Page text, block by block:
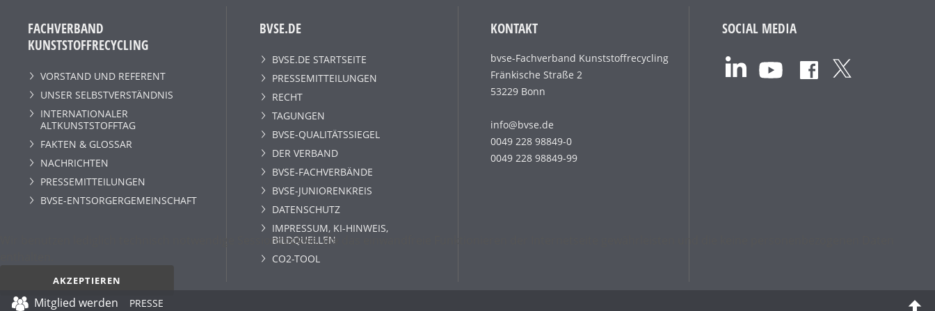
FACHVERBAND
KUNSTSTOFFRECYCLING
VORSTAND UND REFERENT
UNSER SELBSTVERSTÄNDNIS
INTERNATIONALER
ALTKUNSTSTOFFTAG
FAKTEN & GLOSSAR
NACHRICHTEN
PRESSEMITTEILUNGEN
BVSE-ENTSORGERGEMEINSCHAFT
BVSE.DE
BVSE.DE STARTSEITE
PRESSEMITTEILUNGEN
RECHT
TAGUNGEN
BVSE-QUALITÄTSSIEGEL
DER VERBAND
BVSE-FACHVERBÄNDE
BVSE-JUNIORENKREIS
DATENSCHUTZ
IMPRESSUM, KI-HINWEIS,
BILDQUELLEN
CO2-TOOL
KONTAKT
bvse-Fachverband Kunststoffrecycling
Fränkische Straße 2
53229 Bonn
info@bvse.de
0049 228 98849-0
0049 228 98849-99
SOCIAL MEDIA
Mitglied werden PRESSE
Wir benutzen lediglich technisch notwendige Sessioncookies, die das einwandfreie Funktionieren der Internetseite gewährleisten und die keine personenbezogenen Daten
AKZEPTIEREN